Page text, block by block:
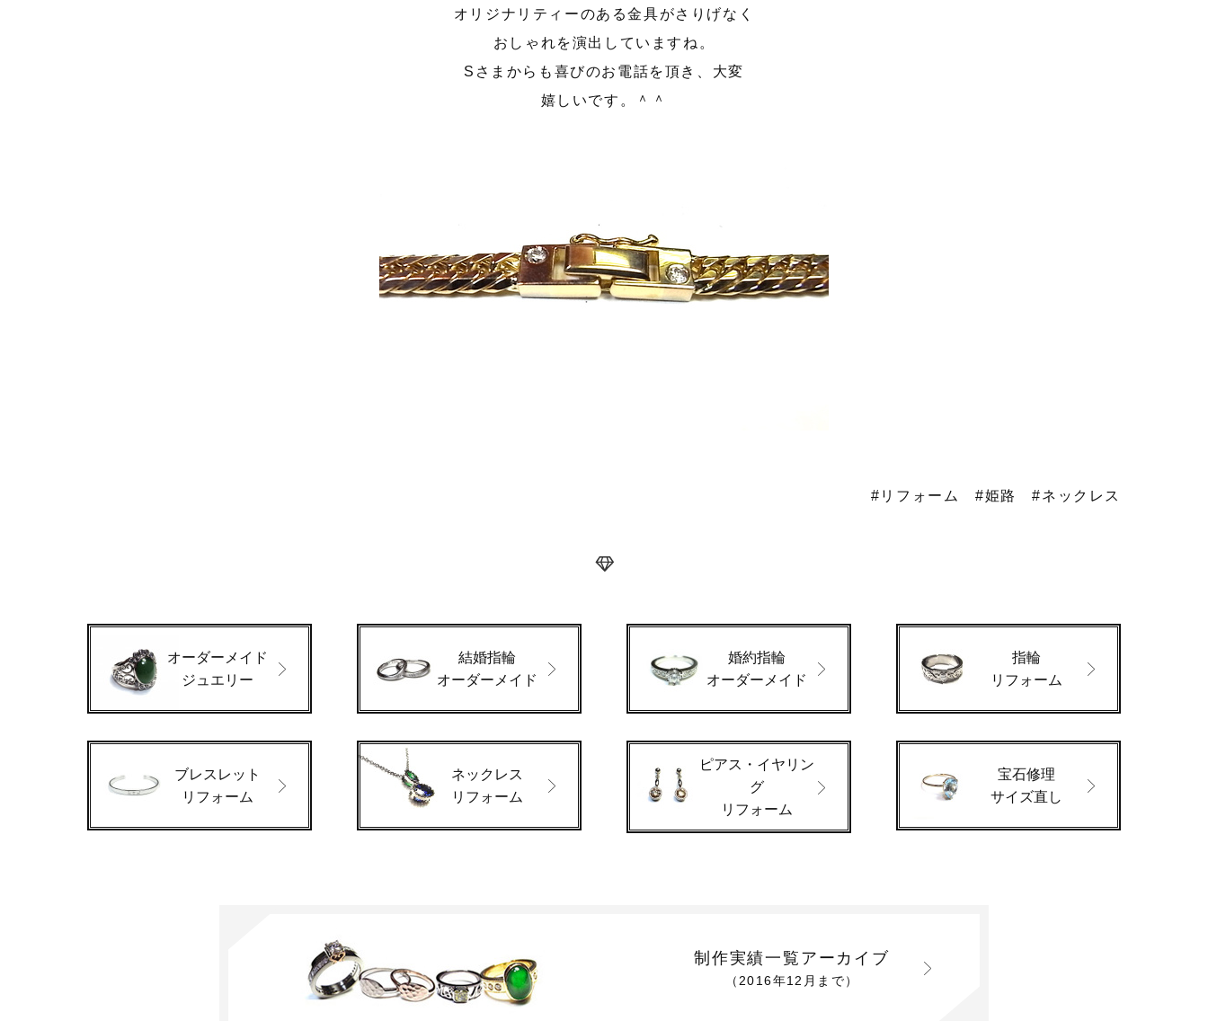
オリジナリティーのある金具がさりげなく
おしゃれを演出していますね。
Sさまからも喜びのお電話を頂き、大変
嬉しいです。＾＾
#リフォーム #姫路 #ネックレス
オーダーメイド
ジュエリー
結婚指輪
オーダーメイド
婚約指輪
オーダーメイド
指輪
リフォーム
ブレスレット
リフォーム
ネックレス
リフォーム
ピアス・イヤリン
グ
リフォーム
宝石修理
サイズ直し
制作実績一覧アーカイブ
（2016年12月まで）